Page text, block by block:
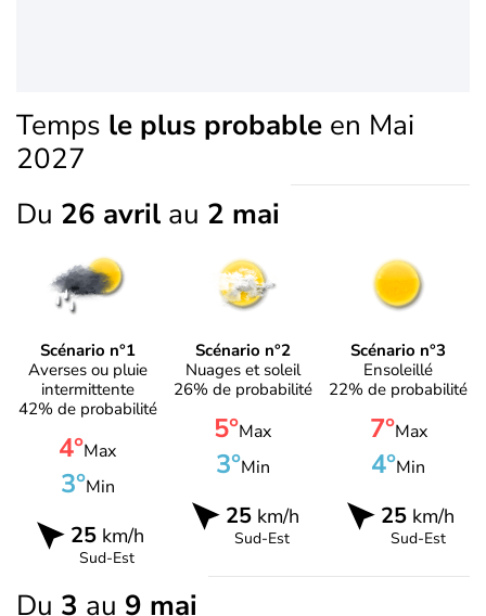
Temps le plus probable en Mai
2027
Du 26 avril au 2 mai
Scénario n°1
Averses ou pluie
intermittente
42% de probabilité
4°Max
3°Min
25km/h
Sud-Est
Scénario n°2
Nuages et soleil
26% de probabilité
5°Max
3°Min
25km/h
Sud-Est
Scénario n°3
Ensoleillé
22% de probabilité
7°Max
4°Min
25 km/h
Sud-Est
Du 3 au 9 mai